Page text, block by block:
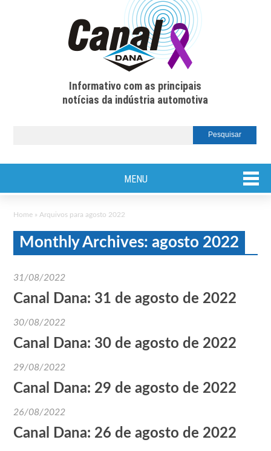
Informativo com as principais
notícias da indústria automotiva
MENU
Home » Arquivos para agosto 2022
Monthly Archives: agosto 2022
31/08/2022
Canal Dana: 31 de agosto de 2022
30/08/2022
Canal Dana: 30 de agosto de 2022
29/08/2022
Canal Dana: 29 de agosto de 2022
26/08/2022
Canal Dana: 26 de agosto de 2022